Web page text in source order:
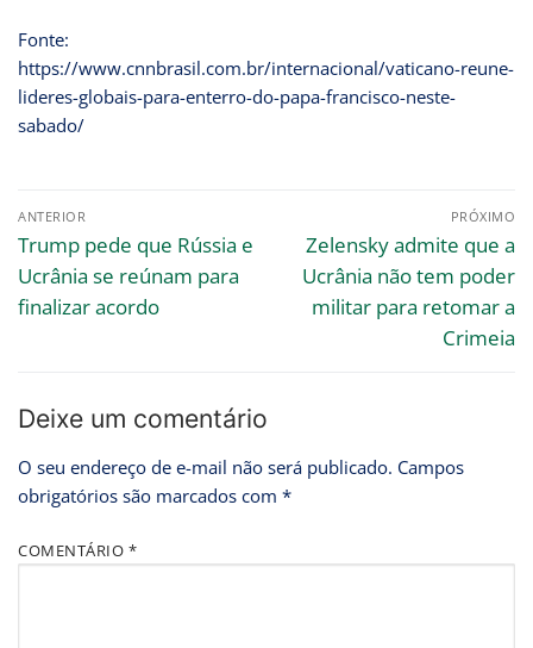
Fonte:
https://www.cnnbrasil.com.br/internacional/vaticano-reune-
lideres-globais-para-enterro-do-papa-francisco-neste-
sabado/
ANTERIOR
Trump pede que Rússia e
Ucrânia se reúnam para
finalizar acordo
PRÓXIMO
Zelensky admite que a
Ucrânia não tem poder
militar para retomar a
Crimeia
Deixe um comentário
O seu endereço de e-mail não será publicado. Campos
obrigatórios são marcados com *
COMENTÁRIO *